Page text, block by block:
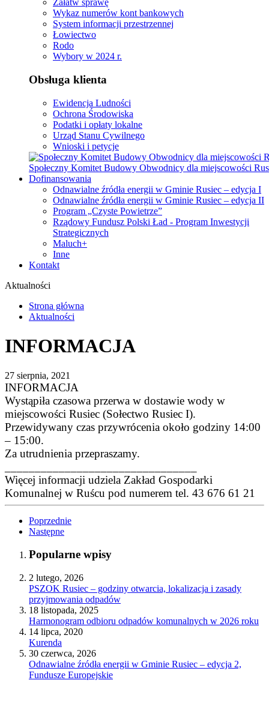
Załatw sprawę
Wykaz numerów kont bankowych
System informacji przestrzennej
Łowiectwo
Rodo
Wybory w 2024 r.
Obsługa klienta
Ewidencja Ludności
Ochrona Środowiska
Podatki i opłaty lokalne
Urząd Stanu Cywilnego
Wnioski i petycje
Społeczny Komitet Budowy Obwodnicy dla miejscowości
Dofinansowania
Odnawialne źródła energii w Gminie Rusiec – edycja I
Odnawialne źródła energii w Gminie Rusiec – edycja II
Program „Czyste Powietrze”
Rządowy Fundusz Polski Ład - Program Inwestycji
Strategicznych
Maluch+
Inne
Kontakt
Aktualności
Strona główna
Aktualności
INFORMACJA
27 sierpnia, 2021
INFORMACJA
Wystąpiła czasowa przerwa w dostawie wody w
miejscowości Rusiec (Sołectwo Rusiec I).
Przewidywany czas przywrócenia około godziny 14:00
– 15:00.
Za utrudnienia przepraszamy.
Więcej informacji udziela Zakład Gospodarki
Komunalnej w Ruścu pod numerem tel. 43 676 61 21
Poprzednie
Następne
Popularne wpisy
2 lutego, 2026
PSZOK Rusiec – godziny otwarcia, lokalizacja i zasady
przyjmowania odpadów
18 listopada, 2025
Harmonogram odbioru odpadów komunalnych w 2026 roku
14 lipca, 2020
Kurenda
30 czerwca, 2026
Odnawialne źródła energii w Gminie Rusiec – edycja 2,
Fundusze Europejskie